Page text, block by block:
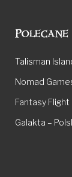
Talisman
Nomad
Fantasy
Galakta –